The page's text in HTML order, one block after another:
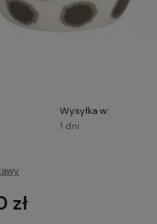
Wysyłka w:
1 dni
ewentualnych kosztów płatności
zł